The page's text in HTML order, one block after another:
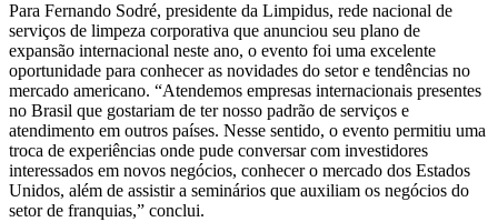
Para Fernando Sodré, presidente da Limpidus, rede nacional de
serviços de limpeza corporativa que anunciou seu plano de
expansão internacional neste ano, o evento foi uma excelente
oportunidade para conhecer as novidades do setor e tendências no
mercado americano. “Atendemos empresas internacionais presentes
no Brasil que gostariam de ter nosso padrão de serviços e
atendimento em outros países. Nesse sentido, o evento permitiu uma
troca de experiências onde pude conversar com investidores
interessados em novos negócios, conhecer o mercado dos Estados
Unidos, além de assistir a seminários que auxiliam os negócios do
setor de franquias,” conclui.